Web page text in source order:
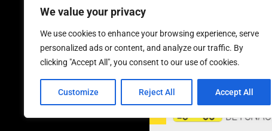
We value your privacy
We use cookies to enhance your browsing experience, serve
personalized ads or content, and analyze our traffic. By
clicking "Accept All", you consent to our use of cookies.
Customize Reject All Accept All